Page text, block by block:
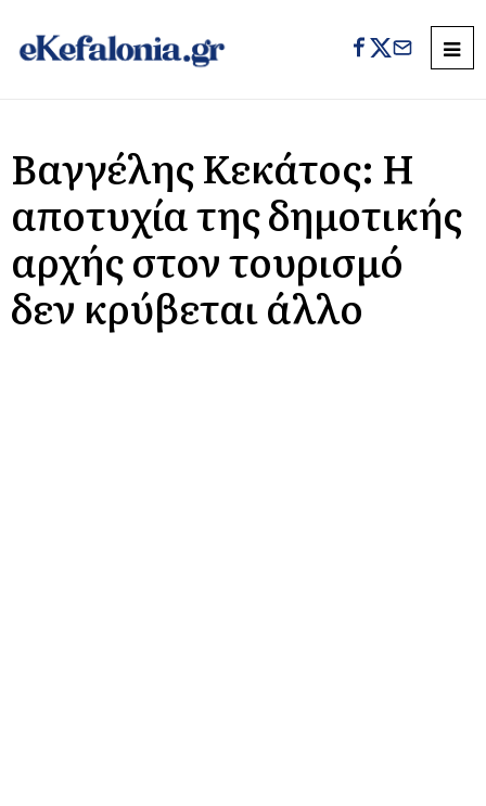
Βαγγέλης Κεκάτος: Η
αποτυχία της δημοτικής
αρχής στον τουρισμό
δεν κρύβεται άλλο